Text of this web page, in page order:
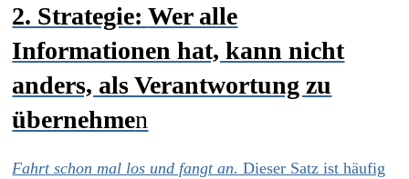
2. Strategie:Wer alle
Informationen hat, kann nicht
anders, als Verantwortung zu
übernehmen
Fahrt schon mal los und fangt an. Dieser Satz ist häufig